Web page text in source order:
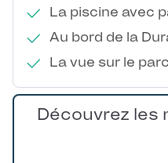
La piscine avec
Au bord de la
La vue sur le
Découvrez les